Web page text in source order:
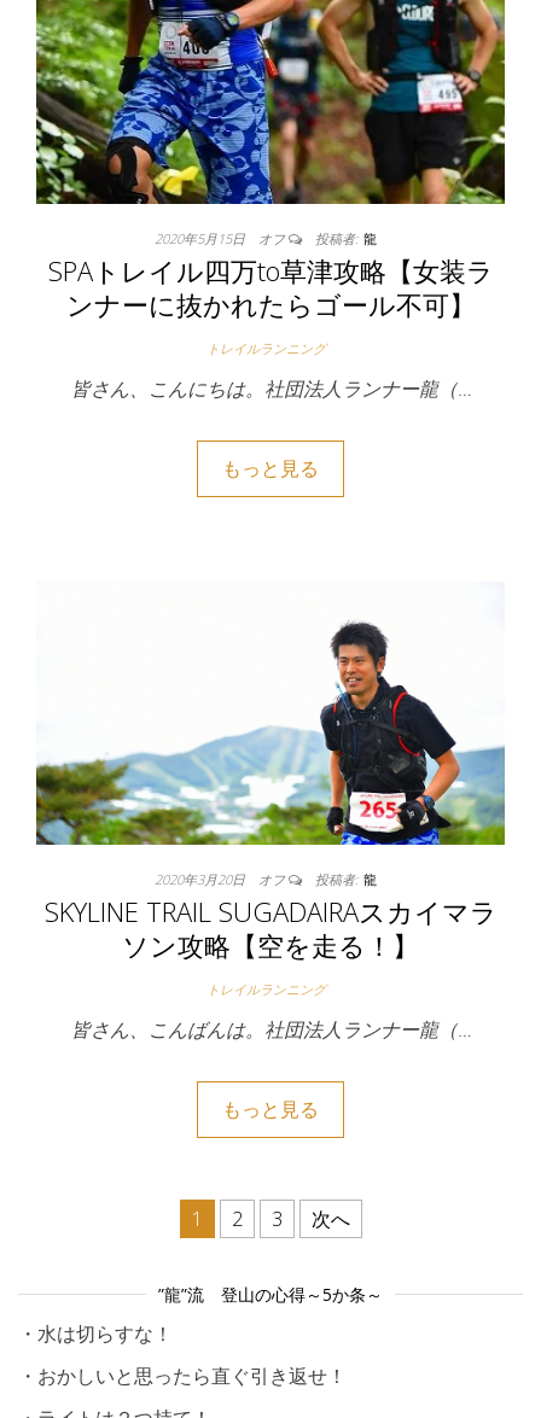
2020年5月15日 オフ 投稿者: 龍
SPAトレイル四万to草津攻略【女装ラ
ンナーに抜かれたらゴール不可】
トレイルランニング
皆さん、こんにちは。社団法人ランナー龍（…
もっと見る
2020年3月20日 オフ 投稿者: 龍
SKYLINE TRAIL SUGADAIRAスカイマラ
ソン攻略【空を走る！】
トレイルランニング
皆さん、こんばんは。社団法人ランナー龍（…
もっと見る
投稿のページ送り
1 2 3 次へ
”龍”流 登山の心得～5か条～
・水は切らすな！
・おかしいと思ったら直ぐ引き返せ！